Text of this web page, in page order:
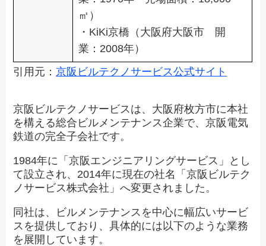
㎡）
・KiKi京橋（大阪府大阪市 開
業：2008年）
引用元：京阪ビルテクノサービス公式サイト
京阪ビルテクノサービスは、大阪府枚方市に本社
を構える総合ビルメンテナンス企業で、京阪電気
鉄道の完全子会社です。
1984年に「京阪エンジニアリングサービス」とし
て設立され、2014年に現在の社名「京阪ビルテク
ノサービス株式会社」へ変更されました。
同社は、ビルメンテナンスを中心に幅広いサービ
スを提供しており、具体的には以下のような業務
を展開しています。